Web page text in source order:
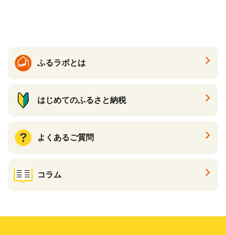
ふるラボとは
はじめてのふるさと納税
よくあるご質問
コラム